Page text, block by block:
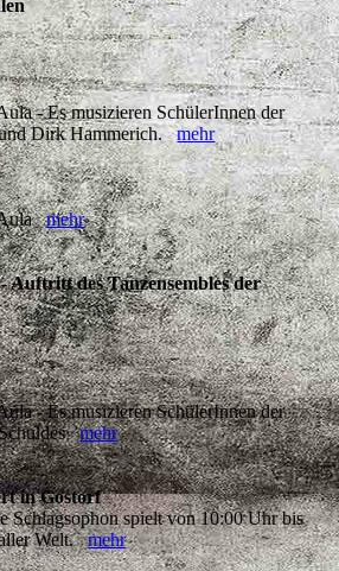
- Es musizieren SchülerInnen der
Dirk Hammerich.mehr
Aulamehr
Auftritt des Tanzensembles der
- Es musizieren SchülerInnen der
Schuldesmehr
in Gostorf
Schlagsophon spielt von 10:00 Uhr bis
aller Welt.mehr